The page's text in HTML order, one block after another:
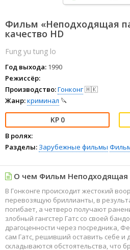
Фильм «Неподходящая
качество HD
Fung yu tung lo
Год выхода: 1990
Режиссёр:
Производство:Гонконг🇭🇰
Жанр:криминал 🔪
0
В ролях:
Разделы: Зарубежные фильмы
О чем Фильм Неподходящая
В Гонконге происходит жестокий
перевозящую бриллианты, в
погибает, а четверо получают
злобный гангстер Гатс со своей
драгоценности через посредника,
сам Гатс, решивший оставить себе и
складываются обстоятельства, что